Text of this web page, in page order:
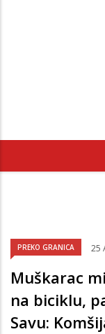
PREKO GRANICA 25
Muškarac
na biciklu,
Savu: